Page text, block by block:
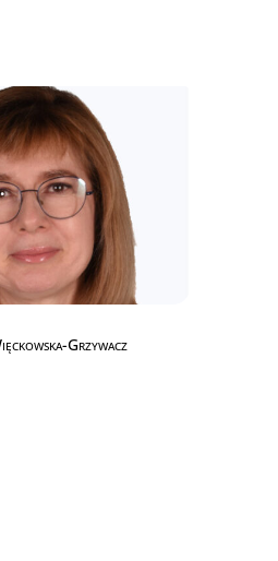
Grzywacz